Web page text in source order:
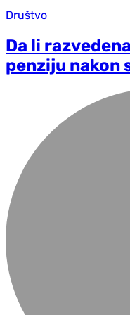
Društvo
Da li
penziju nakon